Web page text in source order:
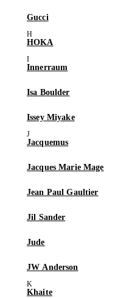
Gucci
HOKA
Innerraum
Isa Boulder
Issey Miyake
Jacquemus
Jacques Marie Mage
Jean Paul Gaultier
Jil Sander
Jude
JW Anderson
Khaite